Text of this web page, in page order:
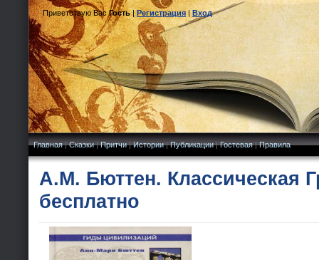
Приветствую Вас Гость|Регистрация|Вход
Главная|Сказки|Притчи|Истории|Публикации|Гостевая|Правила
А.М. Бюттен. Классическая
бесплатно